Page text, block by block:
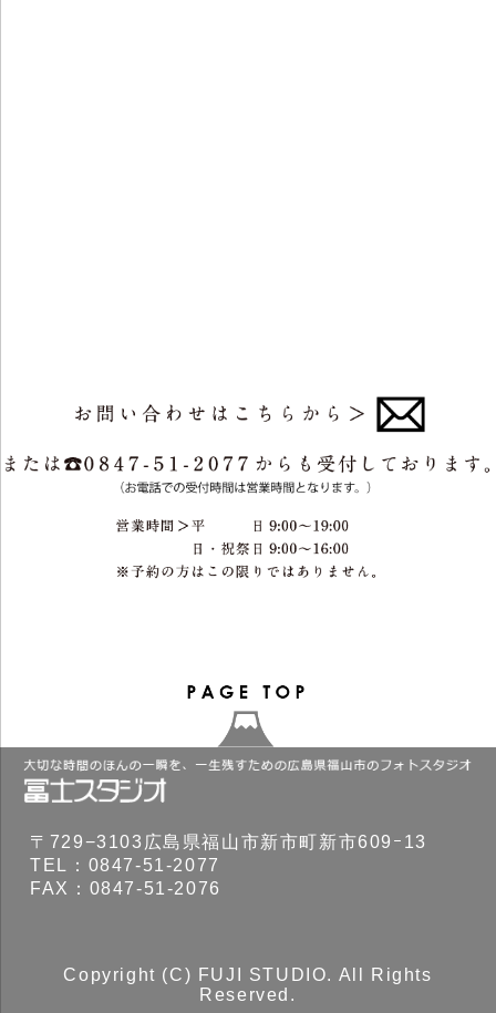
〒729−3103広島県福山市新市町新市609ｰ13
TEL：0847-51-2077
FAX：0847-51-2076
Copyright (C) FUJI STUDIO. All Rights
Reserved.